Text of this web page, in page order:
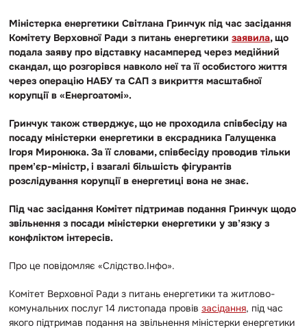
Міністерка енергетики Світлана Гринчук під час засідання
Комітету Верховної Ради з питань енергетики заявила, що
подала заяву про відставку насамперед через медійний
скандал, що розгорівся навколо неї та її особистого життя
через операцію НАБУ та САП з викриття масштабної
корупції в «Енергоатомі».
Гринчук також стверджує, що не проходила співбесіду на
посаду міністерки енергетики в ексрадника Галущенка
Ігоря Миронюка. За її словами, співбесіду проводив тільки
премʼєр-міністр, і взагалі більшість фігурантів
розслідування корупції в енергетиці вона не знає.
Під час засідання Комітет підтримав подання Гринчук щодо
звільнення з посади міністерки енергетики у звʼязку з
конфліктом інтересів.
Про це повідомляє «Слідство.Інфо».
Комітет Верховної Ради з питань енергетики та житлово-
комунальних послуг 14 листопада провів засідання, під час
якого підтримав подання на звільнення міністерки енергетики